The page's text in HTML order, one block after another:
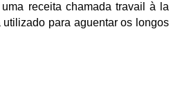
receita chamada travail à la
para aguentar os longos